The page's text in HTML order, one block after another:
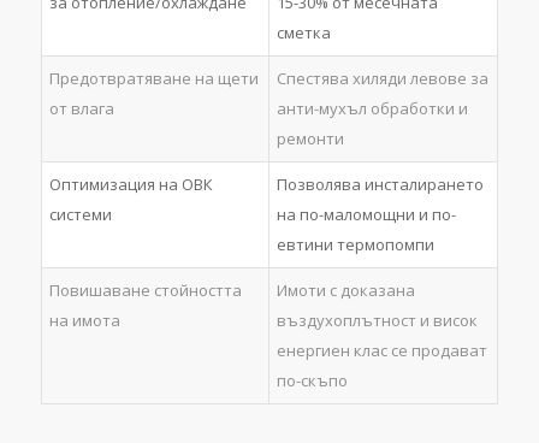
сметка
Предотвратяване на щети
от влага
Спестява хиляди левове за
анти-мухъл обработки и
ремонти
Оптимизация на ОВК
системи
Позволява инсталирането
на по-маломощни и по-
евтини термопомпи
Повишаване стойността
на имота
Имоти с доказана
въздухоплътност и висок
енергиен клас се продават
по-скъпо